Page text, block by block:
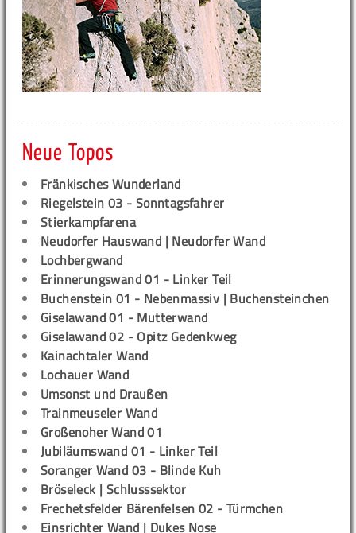
Neue Topos
Fränkisches Wunderland
Riegelstein 03 - Sonntagsfahrer
Stierkampfarena
Neudorfer Hauswand | Neudorfer Wand
Lochbergwand
Erinnerungswand 01 - Linker Teil
Buchenstein 01 - Nebenmassiv | Buchensteinchen
Giselawand 01 - Mutterwand
Giselawand 02 - Opitz Gedenkweg
Kainachtaler Wand
Lochauer Wand
Umsonst und Draußen
Trainmeuseler Wand
Großenoher Wand 01
Jubiläumswand 01 - Linker Teil
Soranger Wand 03 - Blinde Kuh
Bröseleck | Schlusssektor
Frechetsfelder Bärenfelsen 02 - Türmchen
Einsrichter Wand | Dukes Nose